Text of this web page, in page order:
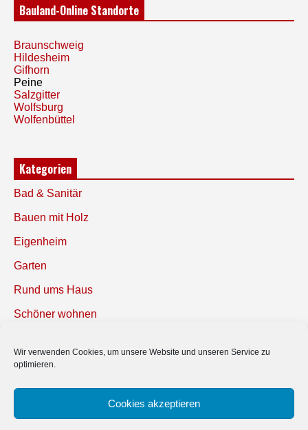
Wir verwenden Cookies, um unsere Website und unseren Service zu
optimieren.
Cookies akzeptieren
Bauland-Online Standorte
Braunschweig
Hildesheim
Gifhorn
Peine
Salzgitter
Wolfsburg
Wolfenbüttel
Kategorien
Bad & Sanitär
Bauen mit Holz
Eigenheim
Garten
Rund ums Haus
Schöner wohnen